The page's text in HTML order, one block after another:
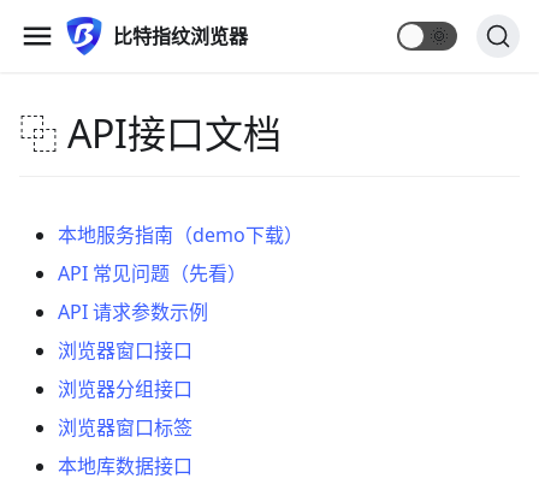
比特指纹浏览器 🌞
⿻ API接口文档
本地服务指南（demo下载）
API 常见问题（先看）
API 请求参数示例
浏览器窗口接口
浏览器分组接口
浏览器窗口标签
本地库数据接口